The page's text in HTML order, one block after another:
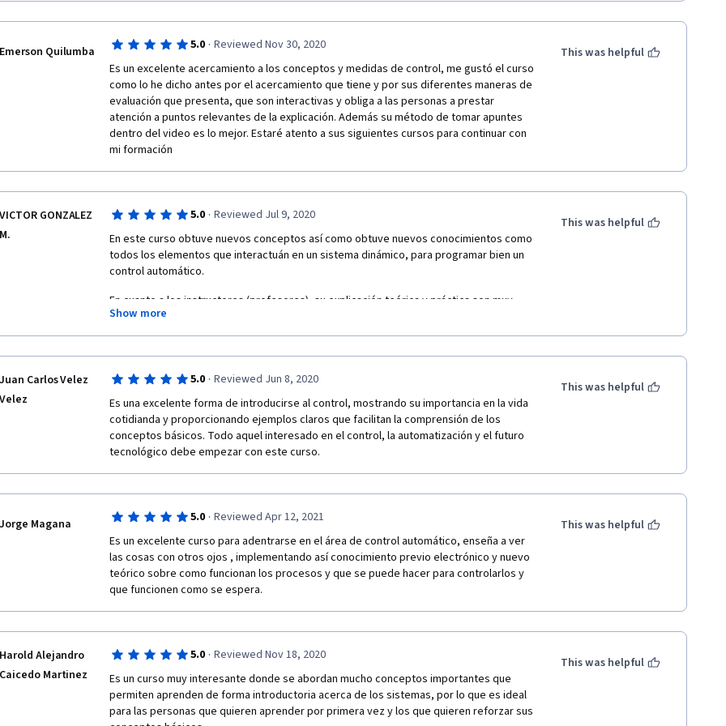
Emerson Quilumba 5.0 · Reviewed Nov 30, 2020
Es un excelente acercamiento a los conceptos y medidas de control, me gustó el curso
como lo he dicho antes por el acercamiento que tiene y por sus diferentes maneras de
evaluación que presenta, que son interactivas y obliga a las personas a prestar
atención a puntos relevantes de la explicación. Además su método de tomar apuntes
dentro del video es lo mejor. Estaré atento a sus siguientes cursos para continuar con
mi formación
This was helpful
VICTOR GONZALEZ
M.
5.0 · Reviewed Jul 9, 2020
En este curso obtuve nuevos conceptos así como obtuve nuevos conocimientos como
todos los elementos que interactuán en un sistema dinámico, para programar bien un
control automático.
En cuanto a los instructores (profesores), su explicación teórica y práctica son muy
ilustrativas y van mutuamente entrelazados los conceptos. Muchas felicidades por
otorgar estos conocimientos.
Show more
This was helpful
Juan Carlos Velez
Velez
5.0 · Reviewed Jun 8, 2020
Es una excelente forma de introducirse al control, mostrando su importancia en la vida
cotidianda y proporcionando ejemplos claros que facilitan la comprensión de los
conceptos básicos. Todo aquel interesado en el control, la automatización y el futuro
tecnológico debe empezar con este curso.
This was helpful
Jorge Magana 5.0 · Reviewed Apr 12, 2021
Es un excelente curso para adentrarse en el área de control automático, enseña a ver
las cosas con otros ojos , implementando así conocimiento previo electrónico y nuevo
teórico sobre como funcionan los procesos y que se puede hacer para controlarlos y
que funcionen como se espera.
This was helpful
Harold Alejandro
Caicedo Martinez
5.0 · Reviewed Nov 18, 2020
Es un curso muy interesante donde se abordan mucho conceptos importantes que
permiten aprenden de forma introductoria acerca de los sistemas, por lo que es ideal
para las personas que quieren aprender por primera vez y los que quieren reforzar sus
This was helpful